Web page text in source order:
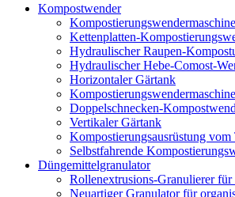
Kompostwender
Kettenplatten-
Hydraulischer Raupen-
Hydraulischer Hebe-Comost-
Horizontaler Gärtank
Doppelschnecken-
Vertikaler Gärtank
Kompostierungsausrüstung
Selbstfahrende
Düngemittelgranulator
Rollenextrusions-Granulierer für
Neuartiger Granulator für